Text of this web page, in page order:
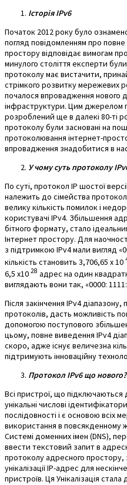
Історія IPv6
Початок 2012 року було
погляд повідомленням про
простору відповідає вимогам
минулого століття експерти
протоколу має вистачити,
стрімкого розвитку мережевих
почалося впровадження нового
інфраструктури. Цим джерелом
розроблений ще в далекі 80-ті
протоколу були засновані на
протоколювання інтернет-
впровадження знадобитися в
У чому суть протоколу
По суті, протокол IP шостої
належить до сімейства
велику кількість помилок і
користувачі IPv4. Збільшення
бітного формату, стало
Інтернет простору. Для
з підтримкою IPv4 мали вигляд
кількість становить 3,706,65 x 10
6,5 х10 28 адрес на один
виглядають вони так, «0000:
Після закінчення IPv4
протоколів, дасть можливість
допомогою поступового
цьому, повне виведення IPv4
скоро, адже існує величезна
підтримують інноваційну
Протокол IPv6 що нового?
Всі пристрої, що
унікальні числові
послідовності і є основою всіх
використання в повсякденному
Системі доменних імен (DNS),
ввести текстовий запит в
протоколу адресного простору,
унікалізації IP-адрес для
пристроїв. Ця Унікалізація